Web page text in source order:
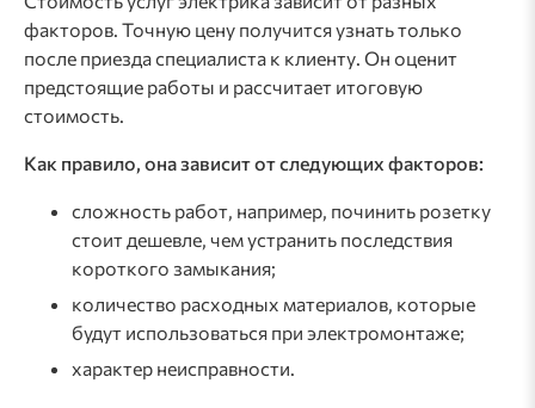
факторов. Точную цену получится узнать только
после приезда специалиста к клиенту. Он оценит
предстоящие работы и рассчитает итоговую
стоимость.
Как правило, она зависит от следующих факторов:
сложность работ, например, починить розетку
стоит дешевле, чем устранить последствия
короткого замыкания;
количество расходных материалов, которые
будут использоваться при электромонтаже;
характер неисправности.